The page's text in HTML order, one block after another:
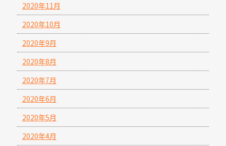
2020年11月
2020年10月
2020年9月
2020年8月
2020年7月
2020年6月
2020年5月
2020年4月